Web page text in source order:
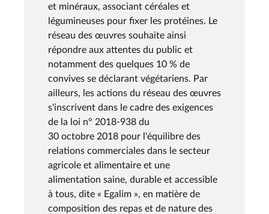
et minéraux, associant céréales et
légumineuses pour fixer les protéines. Le
réseau des œuvres souhaite ainsi
répondre aux attentes du public et
notamment des quelques 10 % de
convives se déclarant végétariens. Par
ailleurs, les actions du réseau des œuvres
s'inscrivent dans le cadre des exigences
de la loi n° 2018-938 du
30 octobre 2018 pour l'équilibre des
relations commerciales dans le secteur
agricole et alimentaire et une
alimentation saine, durable et accessible
à tous, dite « Egalim », en matière de
composition des repas et de nature des